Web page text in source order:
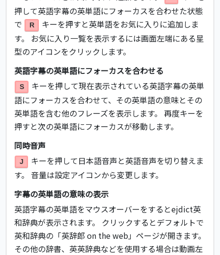
押して英語字幕の英単語にフォーカスを合わせた状態
で
R
キーを押すと英単語をお気に入りに追加しま
す。 お気に入り一覧を表示するには画面左端にある星
型のアイコンをクリックします。
英語字幕の英単語にフォーカスを合わせる
S
キーを押して現在表示されている英語字幕の英単
語にフォーカスを合わせて、その英単語の意味とその
英単語を含む他のフレーズを表示します。 再度キーを
押すと次の英単語にフォーカスが移動します。
同時音声
J
キーを押して日本語音声と英語音声を切り替えま
す。 音量は設定アイコンから変更します。
字幕の英単語の意味の表示
英語字幕の英単語をマウスオーバーをするとejdict英
和辞典が表示されます。 クリックするとデフォルトで
英和辞典の「英辞郎 on the web」ページが開きます。
その他の辞書、英英辞典などを使用する場合は動画左